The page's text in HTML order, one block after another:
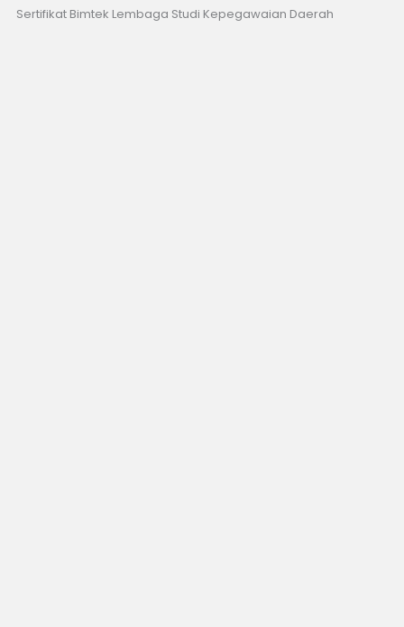
Sertifikat Bimtek Lembaga Studi Kepegawaian Daerah